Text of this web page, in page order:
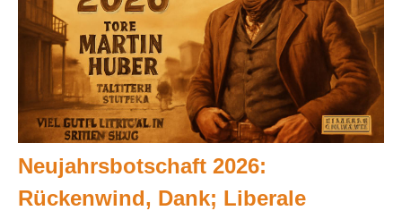
Neujahrsbotschaft 2026:
Rückenwind, Dank; Liberale